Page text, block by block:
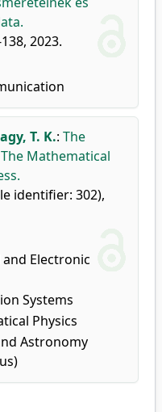
2023.
T. K.: The
Mathematical
identifier: 302),
Electronic
Systems
Physics
Astronomy